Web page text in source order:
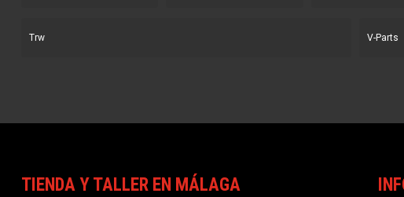
Trw V-Parts
TIENDA Y TALLER EN MÁLAGA